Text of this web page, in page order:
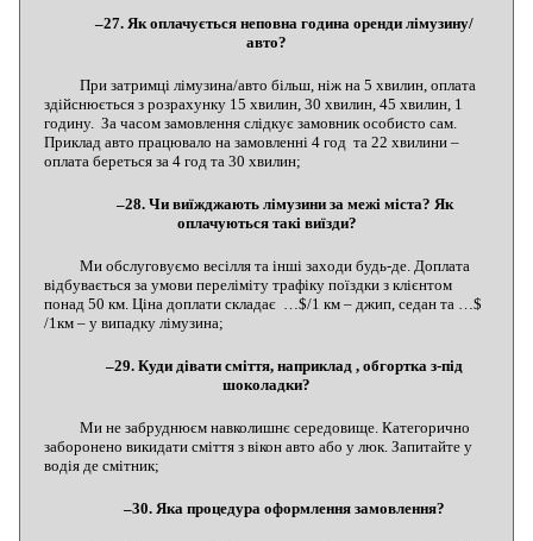
–27. Як оплачується неповна година оренди лімузину/
авто?
При затримці лімузина/авто більш, ніж на 5 хвилин, оплата
здійснюється з розрахунку 15 хвилин, 30 хвилин, 45 хвилин, 1
годину. За часом замовлення слідкує замовник особисто сам.
Приклад авто працювало на замовленні 4 год та 22 хвилини –
оплата береться за 4 год та 30 хвилин;
–28. Чи виїжджають лімузини за межі міста? Як
оплачуються такі виїзди?
Ми обслуговуємо весілля та інші заходи будь-де. Доплата
відбувається за умови переліміту трафіку поїздки з клієнтом
понад 50 км. Ціна доплати складає …$/1 км – джип, седан та …$
/1км – у випадку лімузина;
–29. Куди дівати сміття, наприклад , обгортка з-під
шоколадки?
Ми не забруднюєм навколишнє середовище. Категорично
заборонено викидати сміття з вікон авто або у люк. Запитайте у
водія де смітник;
–30. Яка процедура оформлення замовлення?